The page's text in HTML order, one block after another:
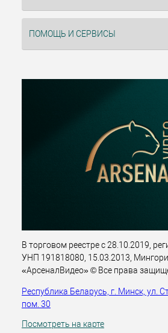
ПОМОЩЬ И СЕРВИСЫ
В торговом реестре с 28.10.2019,
УНП 191818080, 15.03.2013,
«АрсеналВидео» © Все права
Республика Беларусь, г. Минск, ул.
пом. 30
Посмотреть на карте